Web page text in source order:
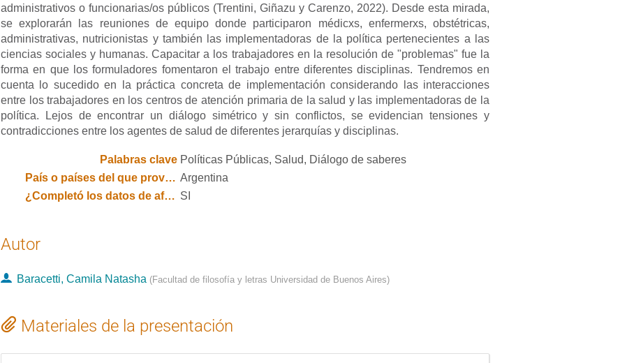
administrativos o funcionarias/os públicos (Trentini, Giñazu y Carenzo, 2022). Desde esta mirada,
se explorarán las reuniones de equipo donde participaron médicxs, enfermerxs, obstétricas,
administrativas, nutricionistas y también las implementadoras de la política pertenecientes a las
ciencias sociales y humanas. Capacitar a los trabajadores en la resolución de "problemas" fue la
forma en que los formuladores fomentaron el trabajo entre diferentes disciplinas. Tendremos en
cuenta lo sucedido en la práctica concreta de implementación considerando las interacciones
entre los trabajadores en los centros de atención primaria de la salud y las implementadoras de la
política. Lejos de encontrar un diálogo simétrico y sin conflictos, se evidencian tensiones y
contradicciones entre los agentes de salud de diferentes jerarquías y disciplinas.
Palabras clave Políticas Públicas, Salud, Diálogo de saberes
País o países del que provienen los autores Argentina
¿Completó los datos de afiliación institucional y país de todos los autores? SI
Autor
Baracetti, Camila Natasha (Facultad de filosofía y letras Universidad de Buenos Aires)
Materiales de la presentación